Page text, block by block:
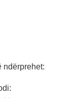
ndërprehet: